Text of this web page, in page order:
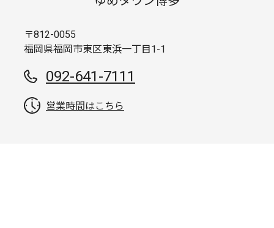
〒812-0055
福岡県福岡市東区東浜一丁目1-1
092-641-7111
営業時間はこちら